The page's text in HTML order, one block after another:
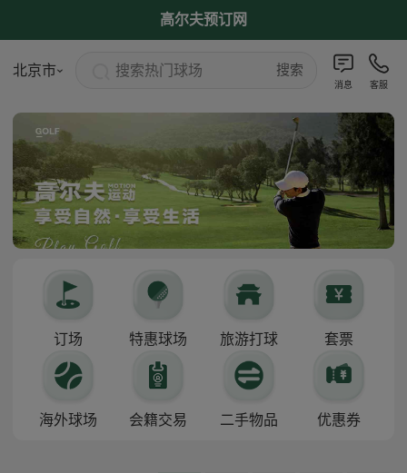
高尔夫预订网
北京市 搜索热门球场 搜索
消息 客服
订场 特惠球场 旅游打球 套票
海外球场 会籍交易 二手物品 优惠券